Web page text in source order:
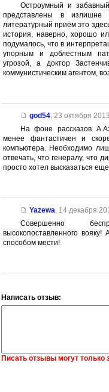
Остроумный и
представлены в
литературный приём это
история, наверно, хорошо
подумалось, что в
упорным и доблестным
угрозой, а доктор
коммунистическим агентом,
god54, 23 октября 2013
На фоне рассказов
менее фантастичен и
компьютера. Необходимо
отвечать, что генералу, что
просто хотел высказаться
Yazewa 14 декабря
Совершенно
высокопоставленного вояку!
способом мести!
Написать отзыв:
Писать отзывы могут только